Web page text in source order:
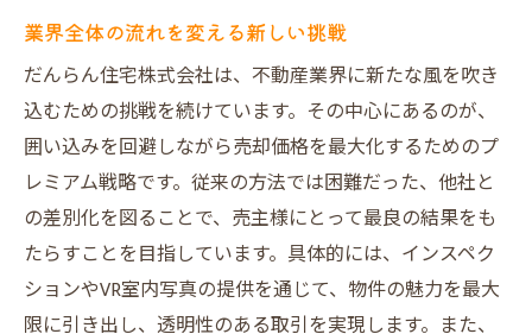
業界全体の流れを変える新しい挑戦
だんらん住宅株式会社は、不動産業界に新たな風を吹き
込むための挑戦を続けています。その中心にあるのが、
囲い込みを回避しながら売却価格を最大化するためのプ
レミアム戦略です。従来の方法では困難だった、他社と
の差別化を図ることで、売主様にとって最良の結果をも
たらすことを目指しています。具体的には、インスペク
ションやVR室内写真の提供を通じて、物件の魅力を最大
限に引き出し、透明性のある取引を実現します。また、